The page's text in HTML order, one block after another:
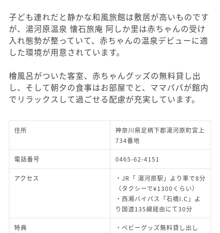
子ども連れだと静かな和風旅館は敷居が高いものです
が、湯河原温泉 懐石旅庵 阿しか里は赤ちゃんの受け
入れ態勢が整っていて、赤ちゃんの温泉デビューに適
した環境が用意されています。
檜風呂がついた客室、赤ちゃんグッズの無料貸し出
し、そして朝夕の食事はお部屋でと、ママパパが館内
でリラックスして過ごせる配慮が充実しています。
住所
神奈川県足柄下郡湯河原町宮上
734番地
電話番号 0465-62-4151
アクセス
・JR「 湯河原駅」より車で8分
（タクシーで¥1300くらい）
・西湘バイパス「石橋I.C」よ
り国道135線経由にて30分
特典
・ベビーグッズ無料貸し出し